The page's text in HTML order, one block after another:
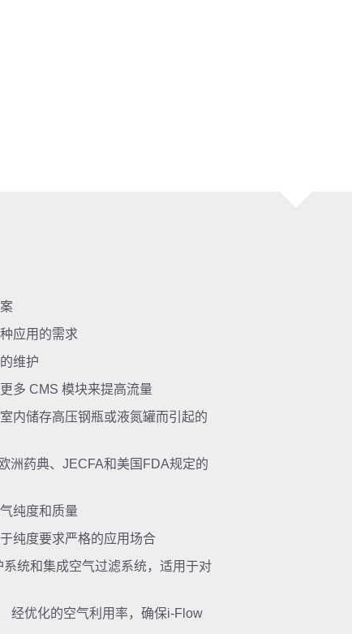
应用的需求
维护
多 CMS 模块来提高流量
内储存高压钢瓶或液氮罐而引起的
洲药典、JECFA和美国FDA规定的
纯度和质量
纯度要求严格的应用场合
统和集成空气过滤系统，适用于对
经优化的空气利用率，确保i-Flow